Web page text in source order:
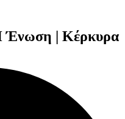
Ένωση | Κέρκυρα